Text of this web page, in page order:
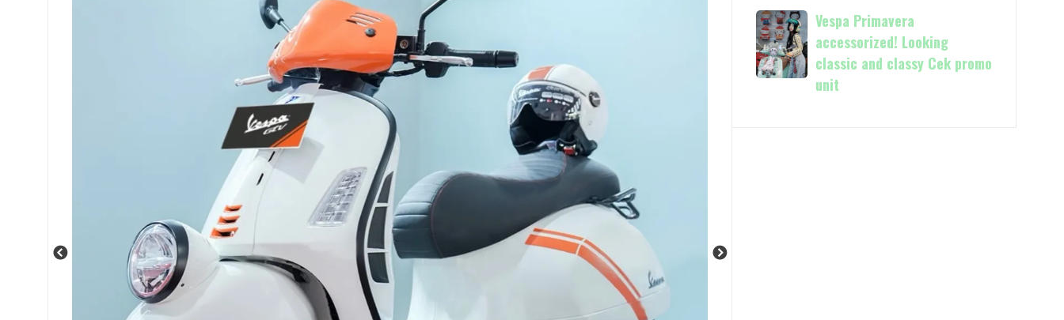
Cek
your
original
genuine
Vespa
accessories
Vespa
Primavera
accessorized!
Looking
Vespa Primavera
accessorized! Looking
classic and classy Cek promo
unit